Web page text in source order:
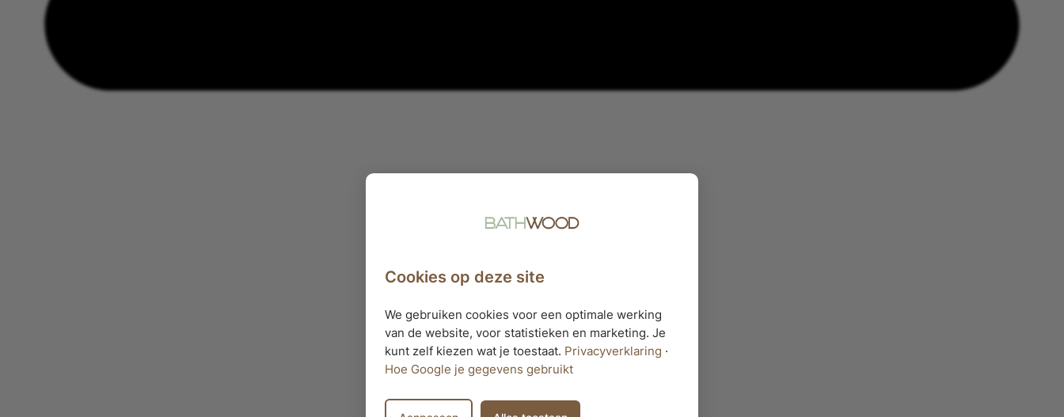
Cookies op deze site
We gebruiken cookies voor een optimale werking
van de website, voor statistieken en marketing. Je
kunt zelf kiezen wat je toestaat. Privacyverklaring ·
Hoe Google je gegevens gebruikt